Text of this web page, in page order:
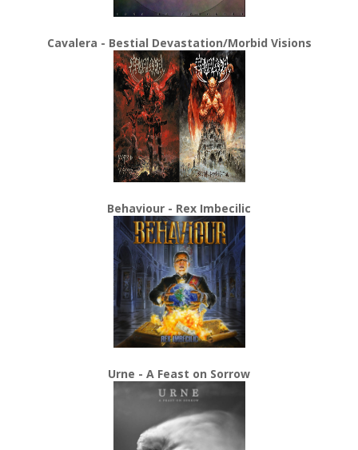
Cavalera - Bestial Devastation/Morbid Visions
Behaviour - Rex Imbecilic
Urne - A Feast on Sorrow